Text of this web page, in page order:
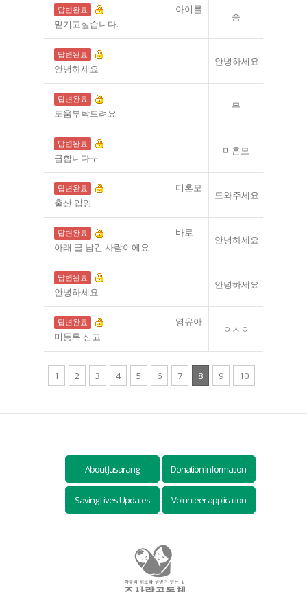
답변완료
아이를
맡기고싶습니다.
승
답변완료
안녕하세요
안녕하세요
답변완료
도움부탁드려요
무
답변완료
급합니다ㅜ
미혼모
답변완료
미혼모
출산 입양..
도와주세요..
답변완료
바로
아래 글 남긴 사람이에요
안녕하세요
답변완료
안녕하세요
안녕하세요
답변완료
영유아
미등록 신고
ㅇㅅㅇ
1 2 3 4 5 6 7 8 9 10
About Jusarang Donation Information
Saving Lives Updates Volunteer application